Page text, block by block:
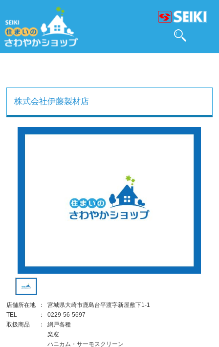
株式会社伊藤製材店
店舗所在地 ：
宮城県大崎市鹿島台平渡字新屋敷下1-1
TEL
：
0229-56-5697
取扱商品
：
網戸各種
楽窓
ハニカム・サーモスクリーン